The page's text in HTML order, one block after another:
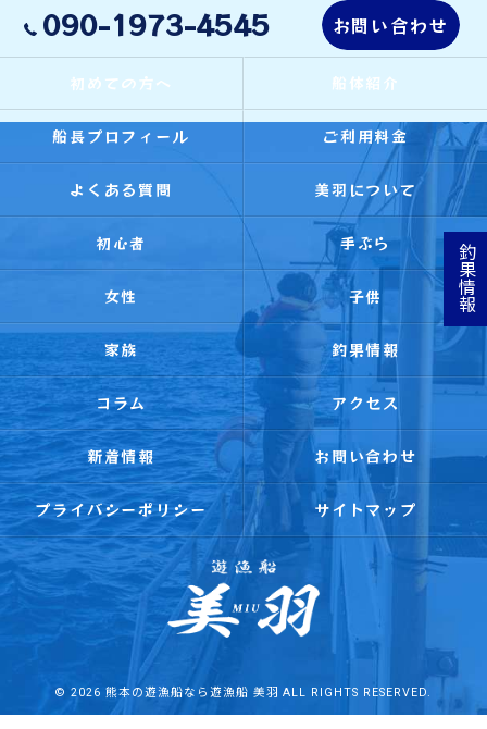
釣果情報
090-1973-4545 お問い合わせ
初めての方へ 船体紹介
船長プロフィール ご利用料金
よくある質問 美羽について
初心者 手ぶら
女性 子供
家族 釣果情報
コラム アクセス
新着情報 お問い合わせ
プライバシーポリシー サイトマップ
© 2026 熊本の遊漁船なら遊漁船 美羽 ALL RIGHTS RESERVED.